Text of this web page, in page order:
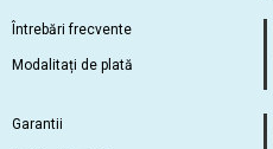
Întrebări frecvente
Modalitați de plată
Garantii